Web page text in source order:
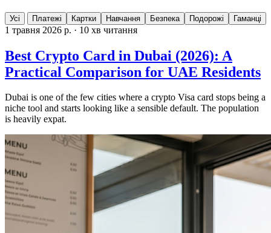
Усі Платежі Картки Навчання Безпека Подорожі Гаманці
1 травня 2026 р. · 10 хв читання
Best Crypto Card in Dubai (2026): A
Practical Comparison for UAE Residents
Dubai is one of the few cities where a crypto Visa card stops being a
niche tool and starts looking like a sensible default. The population
is heavily expat.